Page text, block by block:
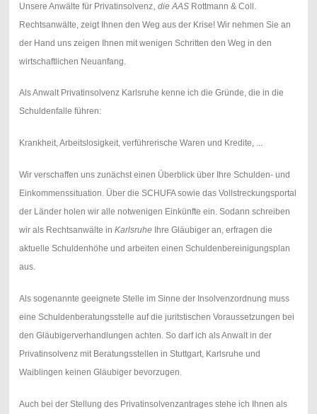
Unsere Anwälte für Privatinsolvenz , die AAS Rottmann & Coll.
Rechtsanwälte, zeigt Ihnen den Weg aus der Krise! Wir nehmen Sie an
der Hand uns zeigen Ihnen mit wenigen Schritten den Weg in den
wirtschaftlichen Neuanfang.
Als Anwalt Privatinsolvenz Karlsruhe kenne ich die Gründe, die in die
Schuldenfalle führen:
Krankheit, Arbeitslosigkeit, verführerische Waren und Kredite, ...
Wir verschaffen uns zunächst einen Überblick über Ihre Schulden- und
Einkommenssituation. Über die SCHUFA sowie das Vollstreckungsportal
der Länder holen wir alle notwenigen Einkünfte ein. Sodann schreiben
wir als Rechtsanwälte in KarlsruheIhre Gläubiger an, erfragen die
aktuelle Schuldenhöhe und arbeiten einen Schuldenbereinigungsplan
aus.
Als sogenannte geeignete Stelle im Sinne der Insolvenzordnung muss
eine Schuldenberatungsstelle auf die juritstischen Voraussetzungen bei
den Gläubigerverhandlungen achten. So darf ich als Anwalt in der
Privatinsolvenz mit Beratungsstellen in Stuttgart, Karlsruhe und
Waiblingen keinen Gläubiger bevorzugen.
Auch bei der Stellung des Privatinsolvenzantrages stehe ich Ihnen als